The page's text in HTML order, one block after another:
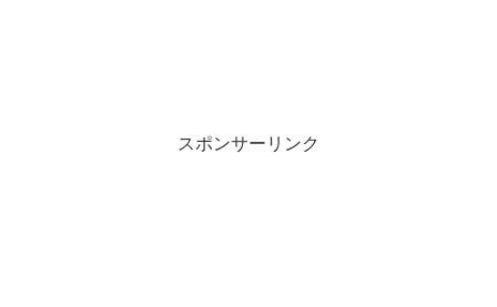
スポンサーリンク